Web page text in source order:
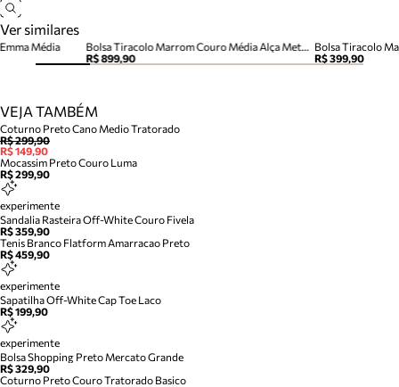
Ver similares
Bolsa Tiracolo Marrom Couro Média Alça Metais
R$ 899,90
Bolsa Tiracolo
R$ 399,90
Média
VEJA TAMBÉM
Coturno Preto Cano Medio Tratorado
R$ 299,90
R$ 149,90
Mocassim Preto Couro Luma
R$ 299,90
experimente
Sandalia Rasteira Off-White Couro Fivela
R$ 359,90
Tenis Branco Flatform Amarracao Preto
R$ 459,90
experimente
Sapatilha Off-White Cap Toe Laco
R$ 199,90
experimente
Bolsa Shopping Preto Mercato Grande
R$ 329,90
Coturno Preto Couro Tratorado Basico